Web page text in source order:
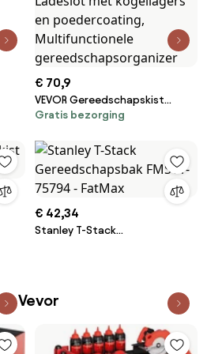
€ 70,9
VEVOR Gereedschapskist
520x218x361 mm,
Gereedschapskoffer met EVA-
inzetstukken, Ladeslot met
kogellagers en poedercoating,
Multifunctionele
gereedschapsorganizer
Gratis bezorging
€ 42,34
Stanley T-Stack
Vevor